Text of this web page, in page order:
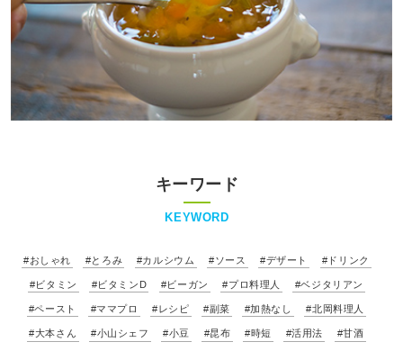
キーワード
KEYWORD
#おしゃれ #とろみ #カルシウム #ソース #デザート #ドリンク
#ビタミン #ビタミンD #ビーガン #プロ料理人 #ベジタリアン
#ペースト #ママプロ #レシピ #副菜 #加熱なし #北岡料理人
#大本さん #小山シェフ #小豆 #昆布 #時短 #活用法 #甘酒